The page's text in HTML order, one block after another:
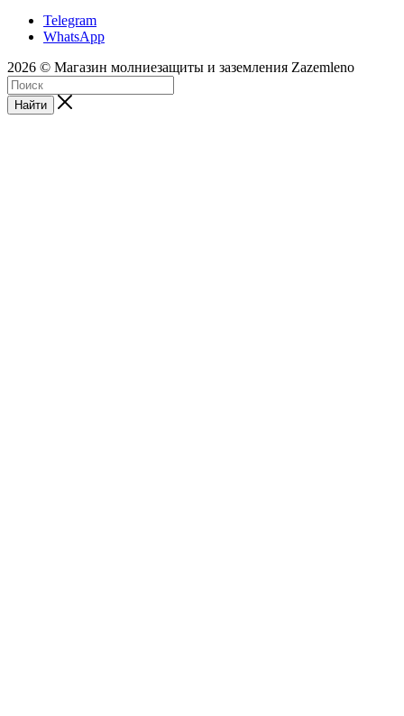
Telegram
WhatsApp
2026 © Магазин молниезащиты и заземления Zazemleno
Найти